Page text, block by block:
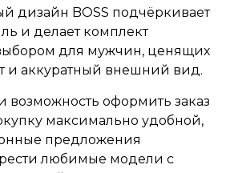
дизайн BOSS подчёркивает
и делает комплект
для мужчин, ценящих
и аккуратный внешний вид.
возможность оформить заказ
максимально удобной,
предложения
любимые модели с